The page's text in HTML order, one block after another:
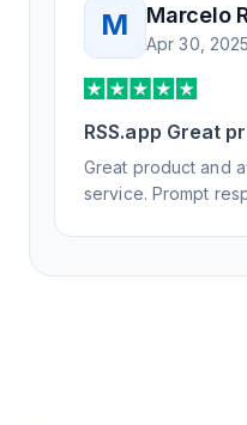
M Marcelo
Apr 30, 2025
RSS.app Great
Great product and
service. Prompt